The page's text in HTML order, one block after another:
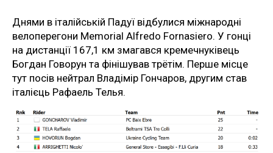
Днями в італійській Падуї відбулися міжнародні
велоперегони Memorial Alfredo Fornasiero. У гонці
на дистанції 167,1 км змагався кремечнуківець
Богдан Говорун та фінішував трётім. Перше місце
тут посів нейтрал Владімір Гончаров, другим став
італієць Рафаель Телья.